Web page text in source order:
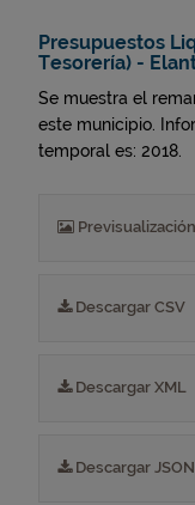
Presupuestos
Tesorería) -
Se muestra el
este municipio.
temporal es: 2018.
Previsualización
Descargar CSV
Descargar XML
Descargar JSON